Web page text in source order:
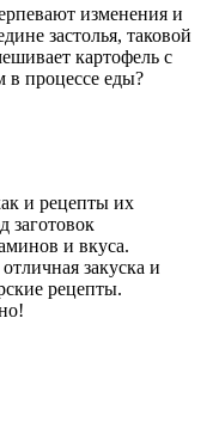
изменения и
застолья, таковой
картофель с
процессе еды?
и рецепты их
заготовок
и вкуса.
закуска и
рецепты.